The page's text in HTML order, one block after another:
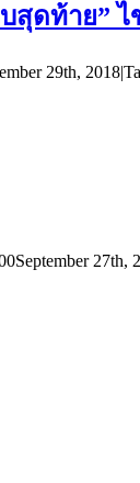
สุดท้าย”
29th, 2018|
September 27th,